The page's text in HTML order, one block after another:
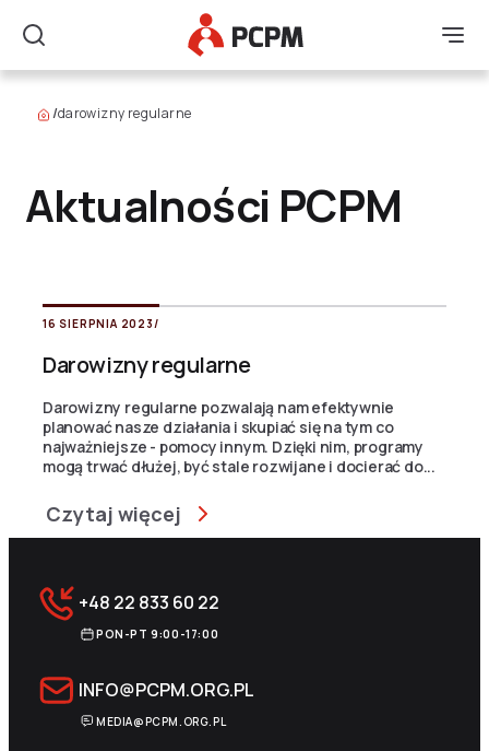
Szukaj
Główne Logo
/darowizny regularne
Aktualności PCPM
16 SIERPNIA 2023 /
Darowizny regularne
Darowizny regularne pozwalają nam efektywnie
planować nasze działania i skupiać się na tym co
najważniejsze - pomocy innym. Dzięki nim, programy
mogą trwać dłużej, być stale rozwijane i docierać do...
Czytaj więcej
+48 22 833 60 22
PON-PT 9:00-17:00
INFO@PCPM.ORG.PL
MEDIA@PCPM.ORG.PL